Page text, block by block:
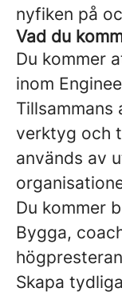
nyfiken på
Vad du
Du kommer
inom
verktyg och
används av
Du kommer
Bygga,
Skapa